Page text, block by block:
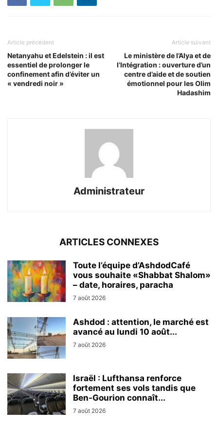
Article précédent
Netanyahu et Edelstein : il est
essentiel de prolonger le
confinement afin d’éviter un
« vendredi noir »
Article suivant
Le ministère de l’Alya et de
l’Intégration : ouverture d’un
centre d’aide et de soutien
émotionnel pour les Olim
Hadashim
Administrateur
ARTICLES CONNEXES
Toute l’équipe d’AshdodCafé
vous souhaite «Shabbat Shalom»
– date, horaires, paracha
7 août 2026
Ashdod : attention, le marché est
avancé au lundi 10 août...
7 août 2026
Israël : Lufthansa renforce
fortement ses vols tandis que
Ben-Gourion connaît...
7 août 2026